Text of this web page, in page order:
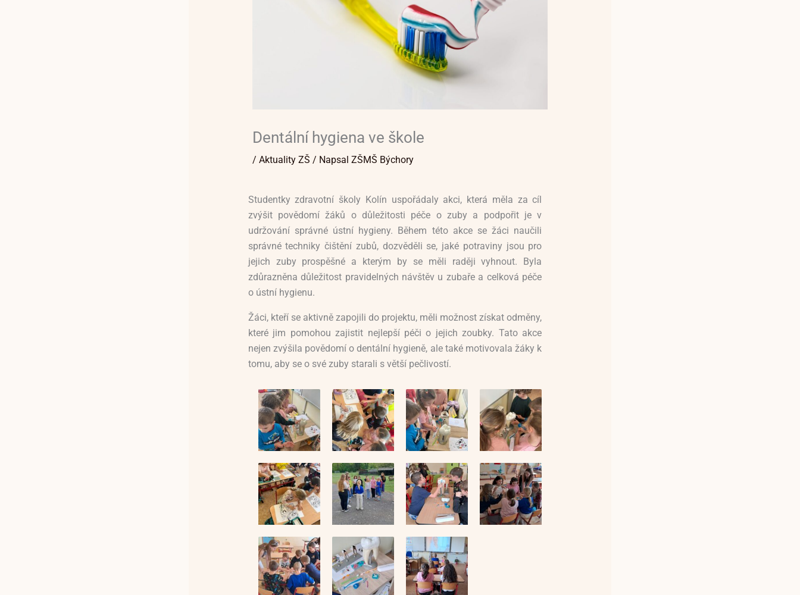
Dentální hygiena ve škole
/ Aktuality ZŠ / Napsal ZŠMŠ Býchory
Studentky zdravotní školy Kolín uspořádaly akci, která měla za cíl
zvýšit povědomí žáků o důležitosti péče o zuby a podpořit je v
udržování správné ústní hygieny. Během této akce se žáci naučili
správné techniky čištění zubů, dozvěděli se, jaké potraviny jsou pro
jejich zuby prospěšné a kterým by se měli raději vyhnout. Byla
zdůrazněna důležitost pravidelných návštěv u zubaře a celková péče
o ústní hygienu.
Žáci, kteří se aktivně zapojili do projektu, měli možnost získat odměny,
které jim pomohou zajistit nejlepší péči o jejich zoubky. Tato akce
nejen zvýšila povědomí o dentální hygieně, ale také motivovala žáky k
tomu, aby se o své zuby starali s větší pečlivostí.